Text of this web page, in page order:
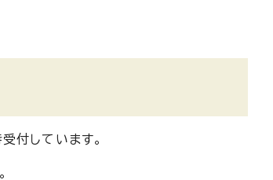
付しています。